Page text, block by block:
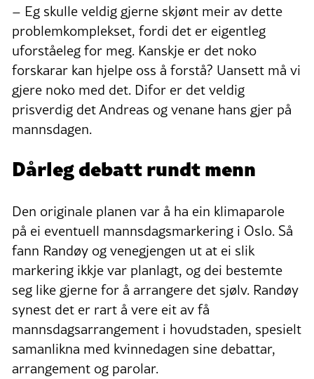
– Eg skulle veldig gjerne skjønt meir av dette
problemkomplekset, fordi det er eigentleg
uforståeleg for meg. Kanskje er det noko
forskarar kan hjelpe oss å forstå? Uansett må vi
gjere noko med det. Difor er det veldig
prisverdig det Andreas og venane hans gjer på
mannsdagen.
Dårleg debatt rundt menn
Den originale planen var å ha ein klimaparole
på ei eventuell mannsdagsmarkering i Oslo. Så
fann Randøy og venegjengen ut at ei slik
markering ikkje var planlagt, og dei bestemte
seg like gjerne for å arrangere det sjølv. Randøy
synest det er rart å vere eit av få
mannsdagsarrangement i hovudstaden, spesielt
samanlikna med kvinnedagen sine debattar,
arrangement og parolar.